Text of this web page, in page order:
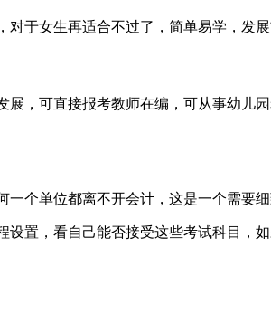
于女生再适合不过了，简单易学，发展
，可直接报考教师在编，可从事幼儿
个单位都离不开会计，这是一个需要
置，看自己能否接受这些考试科目，